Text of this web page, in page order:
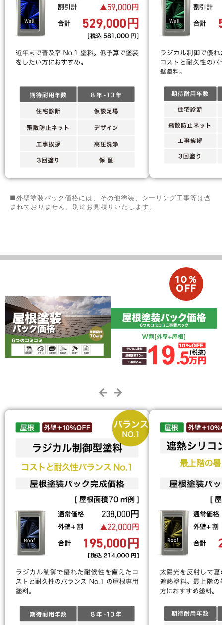
■外壁塗装パック価格には、その他塗装、シーリング工事等は含
まれておりません。別途お見積りいたします。
10％
OFF
← →